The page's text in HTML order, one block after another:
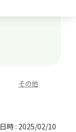
その他
時 : 2025/02/10